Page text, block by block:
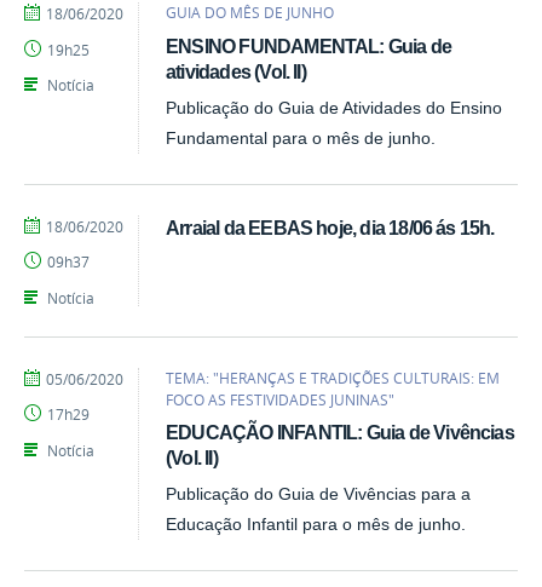
GUIA DO MÊS DE JUNHO
ENSINO FUNDAMENTAL: Guia de
atividades (Vol. II)
Publicação do Guia de Atividades do Ensino
Fundamental para o mês de junho.
por
publicado
18/06/2020
19h25
Notícia
Arraial da EEBAS hoje, dia 18/06 ás 15h.
por
publicado
18/06/2020
09h37
Notícia
TEMA: "HERANÇAS E TRADIÇÕES CULTURAIS: EM
FOCO AS FESTIVIDADES JUNINAS"
EDUCAÇÃO INFANTIL: Guia de Vivências
(Vol. II)
Publicação do Guia de Vivências para a
Educação Infantil para o mês de junho.
por
publicado
05/06/2020
17h29
Notícia